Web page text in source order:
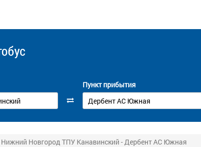
Пункт прибытия
Нижний Новгород ТПУ Канавинский - Дербент АС Южная